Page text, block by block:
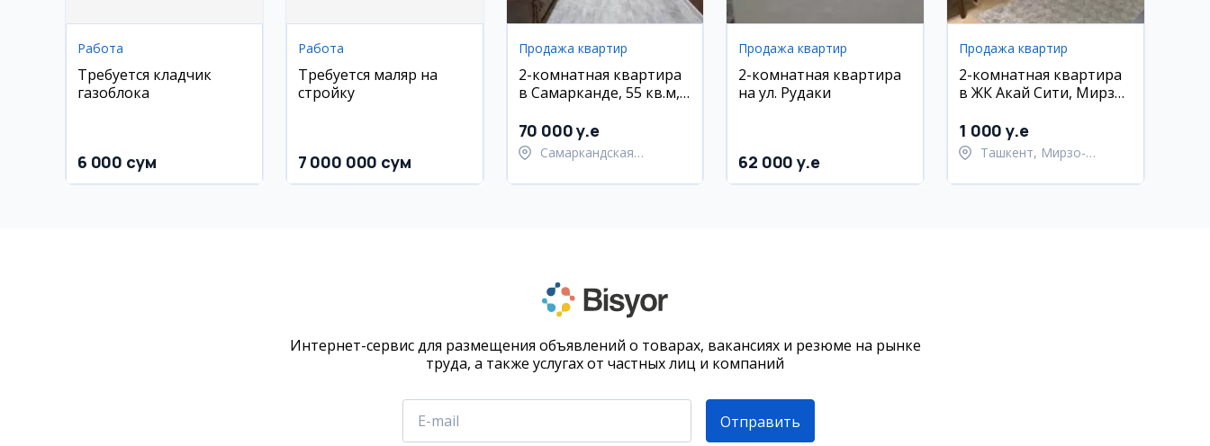
Работа
Требуется кладчик
газоблока
6 000 сум
Работа
Требуется маляр на
стройку
7 000 000 сум
Продажа квартир
2-комнатная квартира
в Самарканде, 55 кв.м,
70 000 y.e
Самаркандская
Самаркандский район
Продажа квартир
2-комнатная квартира
на ул. Рудаки
62 000 y.e
Продажа квартир
2-комнатная квартира
в ЖК Акай Сити, Мирзо-
1 000 y.e
Ташкент, Мирзо-
Интернет-сервис для размещения объявлений о товарах, вакансиях и резюме на рынке
труда, а также услугах от частных лиц и компаний
Отправить